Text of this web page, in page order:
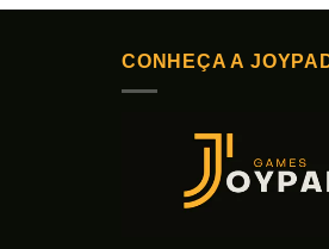
CONHEÇA A